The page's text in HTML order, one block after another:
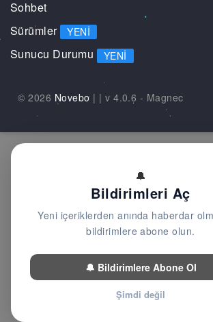
Sohbet
Sürümler YENI
Sunucu Durumu YENI
© 2026 Novebo | | v 4.0.6 - Magnec
🔔
Bildirimleri Aç
Yeni içeriklerden anında haberdar
bildirimlere abone olun.
🔔 Bildirimlere Abone Ol
Şimdi değil